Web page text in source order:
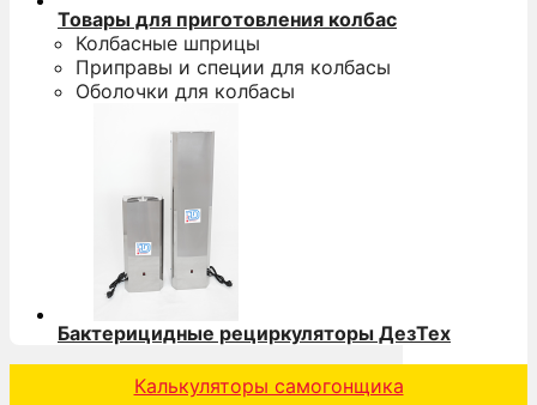
Товары для приготовления колбас
Колбасные шприцы
Приправы и специи для колбасы
Оболочки для колбасы
Бактерицидные рециркуляторы ДезТех
Калькуляторы самогонщика